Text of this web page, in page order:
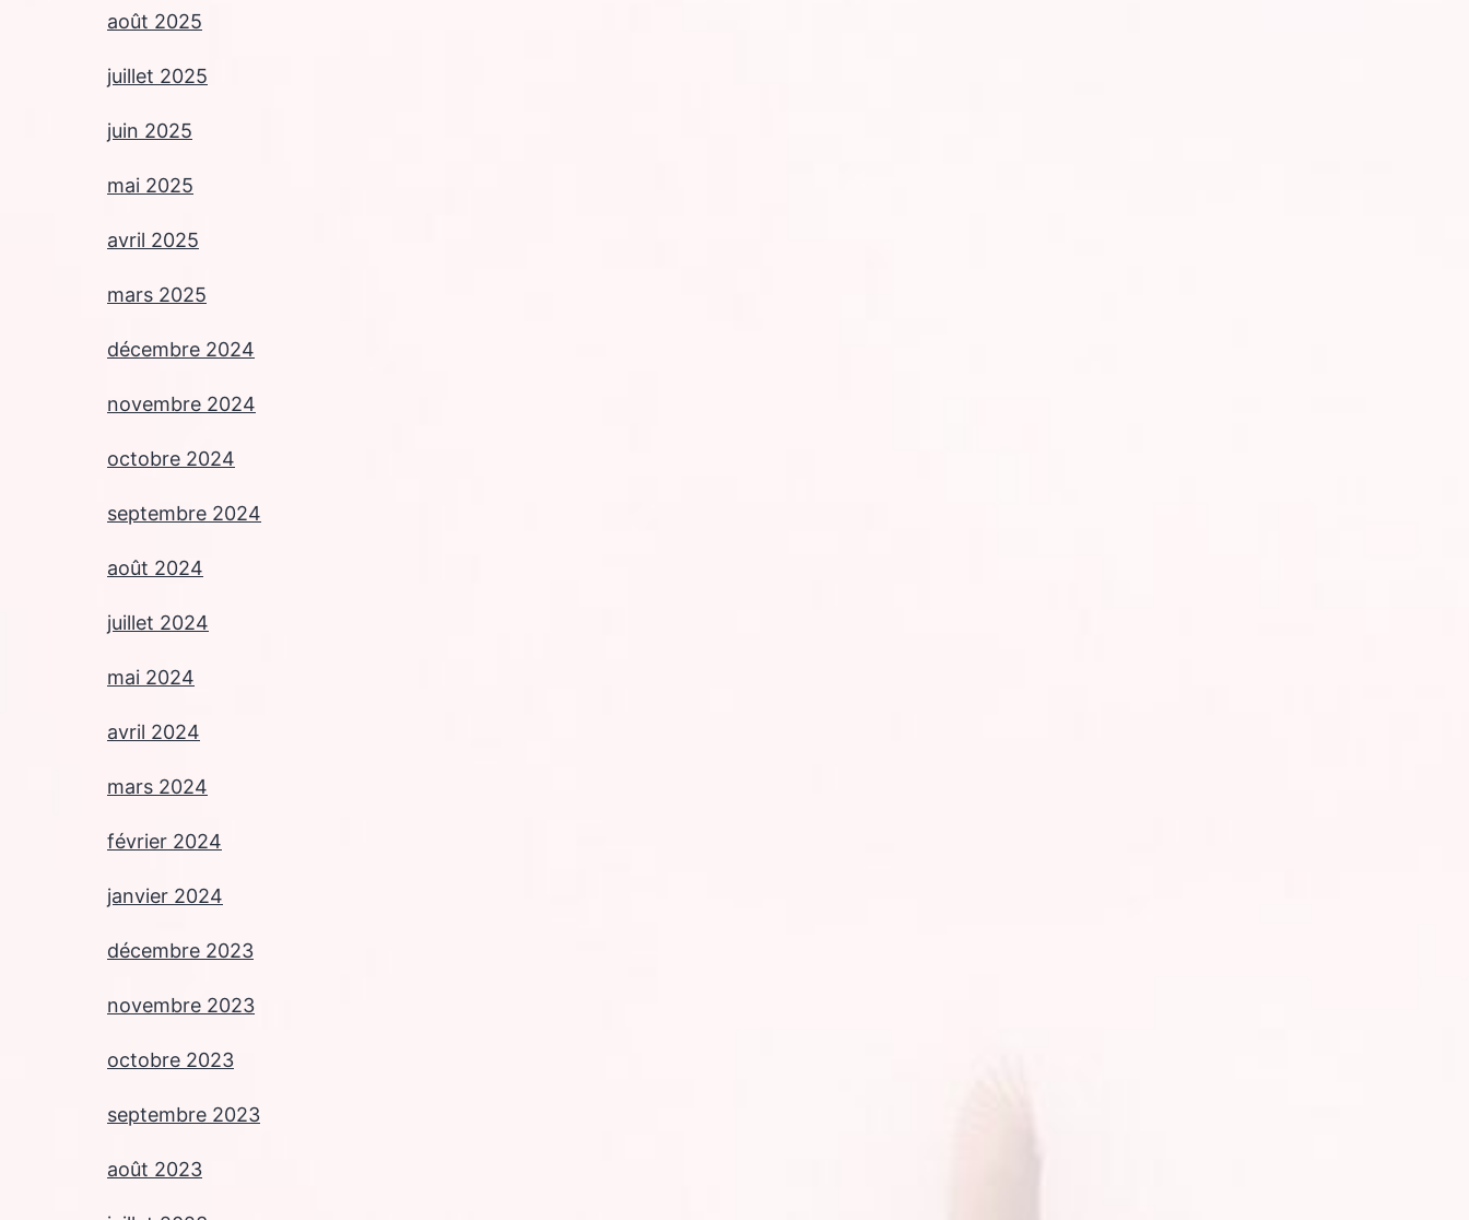
août 2025
juillet 2025
juin 2025
mai 2025
avril 2025
mars 2025
décembre 2024
novembre 2024
octobre 2024
septembre 2024
août 2024
juillet 2024
mai 2024
avril 2024
mars 2024
février 2024
janvier 2024
décembre 2023
novembre 2023
octobre 2023
septembre 2023
août 2023